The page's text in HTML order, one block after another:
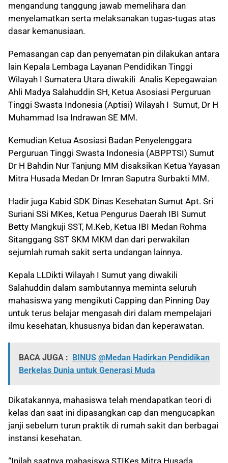
mengandung tanggung jawab memelihara dan
menyelamatkan serta melaksanakan tugas-tugas atas
dasar kemanusiaan.
Pemasangan cap dan penyematan pin dilakukan antara
lain Kepala Lembaga Layanan Pendidikan Tinggi
Wilayah I Sumatera Utara diwakili Analis Kepegawaian
Ahli Madya Salahuddin SH, Ketua Asosiasi Perguruan
Tinggi Swasta Indonesia (Aptisi) Wilayah I Sumut, Dr H
Muhammad Isa Indrawan SE MM.
Kemudian Ketua Asosiasi Badan Penyelenggara
Perguruan Tinggi Swasta Indonesia (ABPPTSI) Sumut
Dr H Bahdin Nur Tanjung MM disaksikan Ketua Yayasan
Mitra Husada Medan Dr Imran Saputra Surbakti MM.
Hadir juga Kabid SDK Dinas Kesehatan Sumut Apt. Sri
Suriani SSi MKes, Ketua Pengurus Daerah IBI Sumut
Betty Mangkuji SST, M.Keb, Ketua IBI Medan Rohma
Sitanggang SST SKM MKM dan dari perwakilan
sejumlah rumah sakit serta undangan lainnya.
Kepala LLDikti Wilayah I Sumut yang diwakili
Salahuddin dalam sambutannya meminta seluruh
mahasiswa yang mengikuti Capping dan Pinning Day
untuk terus belajar mengasah diri dalam mempelajari
ilmu kesehatan, khususnya bidan dan keperawatan.
BACA JUGA : BINUS @Medan Hadirkan Pendidikan
Berkelas Dunia untuk Generasi Muda
Dikatakannya, mahasiswa telah mendapatkan teori di
kelas dan saat ini dipasangkan cap dan mengucapkan
janji sebelum turun praktik di rumah sakit dan berbagai
instansi kesehatan.
“Inilah saatnya mahasiswa STIKes Mitra Husada